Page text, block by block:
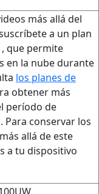
más allá del
a un plan
que permite
en la nube durante
los planes de
obtener más
período de
Para conservar los
allá de este
a tu dispositivo